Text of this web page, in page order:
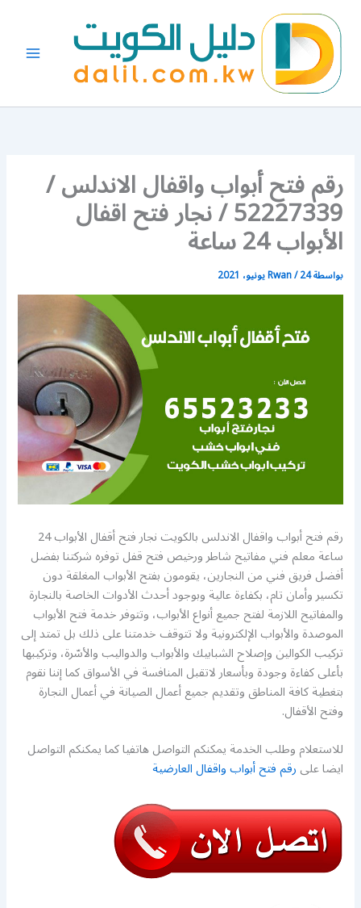
المحتوى
رقم فتح أبواب واقفال الاندلس /
52227339 / نجار فتح اقفال
الأبواب 24 ساعة
بواسطة Rwan/24 يونيو، 2021
رقم فتح أبواب واقفال الاندلس بالكويت نجار فتح أقفال الأبواب 24
ساعة معلم فني مفاتيح شاطر ورخيص فتح قفل توفره شركتنا بفضل
أفضل فريق فني من النجارين، يقومون بفتح الأبواب المغلقة دون
تكسير وأمان تام، بكفاءة عالية وبوجود أحدث الأدوات الخاصة بالنجارة
والمفاتيح اللازمة لفتح جميع أنواع الأبواب، وتتوفر خدمة فتح الأبواب
الموصدة والأبواب الإلكترونية ولا تتوقف خدمتنا على ذلك بل تمتد إلى
تركيب الكوالين وإصلاح الشبابيك والأبواب والدواليب والأسّرة، وتركيبها
بأعلى كفاءة وجودة وبأسعار لاتقبل المنافسة في الأسواق كما إننا نقوم
بتغطية كافة المناطق وتقديم جميع أعمال الصيانة في أعمال النجارة
وفتح الأقفال.
للاستعلام وطلب الخدمة يمكنكم التواصل هاتفيا كما يمكنكم التواصل
ايضا علىرقم فتح أبواب واقفال العارضية